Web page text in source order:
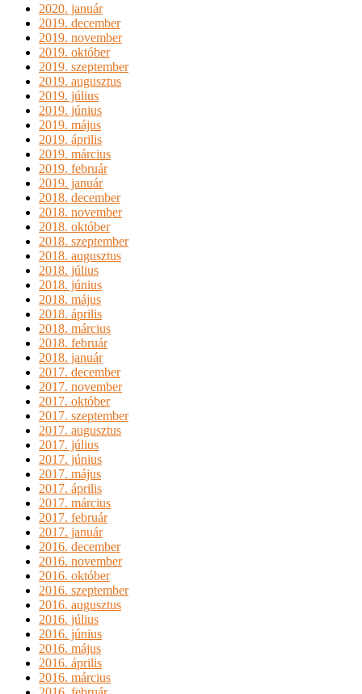
2020. január
2019. december
2019. november
2019. október
2019. szeptember
2019. augusztus
2019. július
2019. június
2019. május
2019. április
2019. március
2019. február
2019. január
2018. december
2018. november
2018. október
2018. szeptember
2018. augusztus
2018. július
2018. június
2018. május
2018. április
2018. március
2018. február
2018. január
2017. december
2017. november
2017. október
2017. szeptember
2017. augusztus
2017. július
2017. június
2017. május
2017. április
2017. március
2017. február
2017. január
2016. december
2016. november
2016. október
2016. szeptember
2016. augusztus
2016. július
2016. június
2016. május
2016. április
2016. március